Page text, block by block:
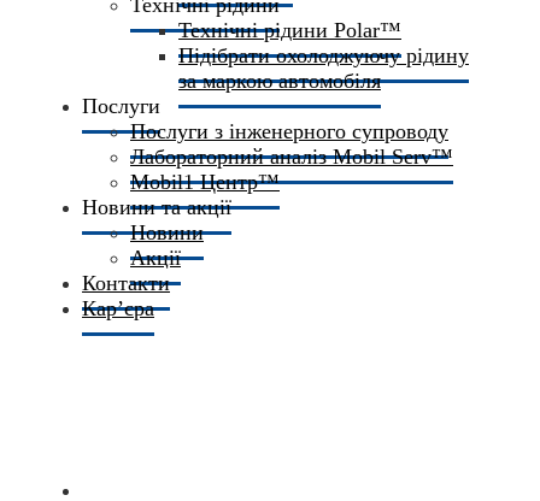
Технічні рідини
Технічні рідини Polar™
Підібрати охолоджуючу рідину
за маркою автомобіля
Послуги
Послуги з інженерного супроводу
Лабораторний аналіз Mobil Serv™
Mobil1 Центр™​
Новини та акції
Новини
Акції
Контакти
Кар’єра